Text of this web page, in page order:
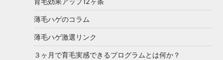
薄毛ハゲのコラム
薄毛ハゲ激選リンク
３ヶ月で育毛実感できるプログラムとは何か？